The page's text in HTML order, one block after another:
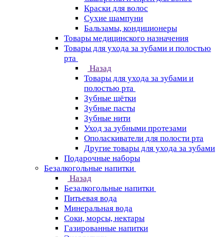
Краски для волос
Сухие шампуни
Бальзамы, кондиционеры
Товары медицинского назначения
Товары для ухода за зубами и полостью
рта
Назад
Товары для ухода за зубами и
полостью рта
Зубные щётки
Зубные пасты
Зубные нити
Уход за зубными протезами
Ополаскиватели для полости рта
Другие товары для ухода за зубами
Подарочные наборы
Безалкогольные напитки
Назад
Безалкогольные напитки
Питьевая вода
Минеральная вода
Соки, морсы, нектары
Газированные напитки